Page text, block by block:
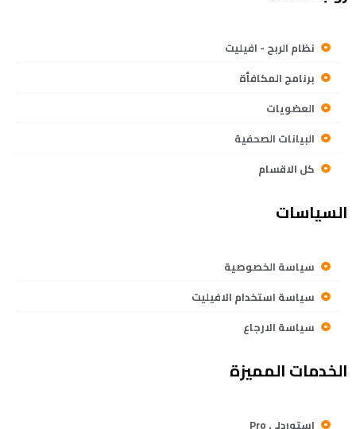
نظام الربح - افيليت
برنامج المكافأة
العضويات
البيانات الصحفية
كل الاقسام
السياسات
سياسة الخصوصية
سياسة استخدام الافيليت
سياسة الارجاع
الخدمات المميزة
استوردلي Pro